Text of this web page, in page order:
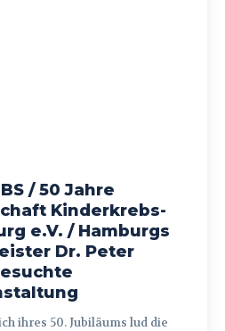
/ 50 Jahre
Kinderkrebs-
e.V. / Hamburgs
Dr. Peter